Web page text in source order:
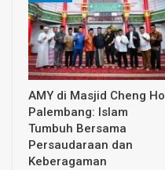
AMY di Masjid Cheng Ho
Palembang: Islam
Tumbuh Bersama
Persaudaraan dan
Keberagaman